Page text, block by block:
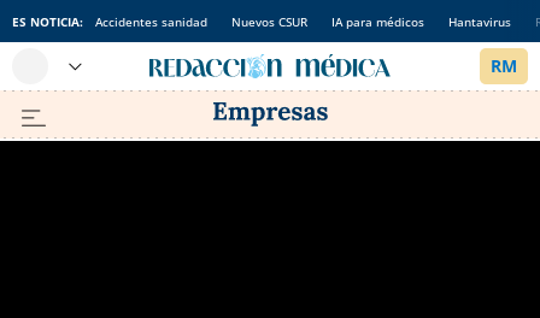
ES NOTICIA: Accidentes sanidad Nuevos CSUR IA para médicos Hantavirus